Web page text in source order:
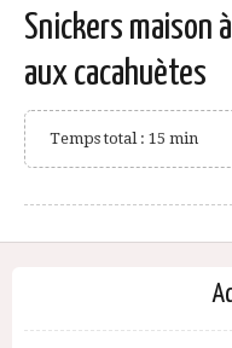
Snickers maison
aux cacahuètes
Temps total : 15 min